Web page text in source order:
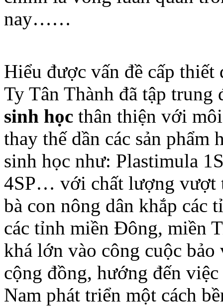
nay……
Hiểu được vấn đề cấp
Ty Tân Thành đã tập
sinh học thân thiện với
thay thế dần các sản phẩm
sinh học như: Plastimula
4SP… với chất lượng vượt
bà con nông dân khắp
các tỉnh miền Đông, miền
khá lớn vào công cuộc
cộng đồng, hướng đến
Nam phát triển một cách